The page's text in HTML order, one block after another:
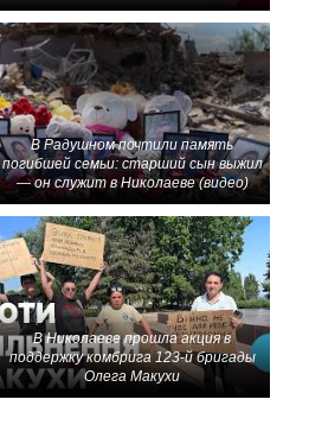
В Радушном почтили память
погибшей семьи: старший сын выжил
— он служит в Николаеве (видео)
В Николаеве прошла акция в
поддержку комбрига 123-й бригады
Олега Макухи